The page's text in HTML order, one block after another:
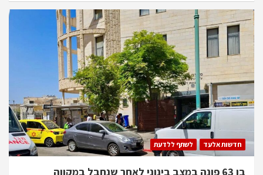
חדשות אלעד לשתף ללדעת
בן 63 פונה במצב בינוני לאחר שנחבל במקווה